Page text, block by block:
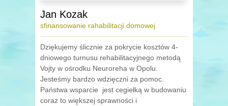
Jan Kozak
sfinansowanie rahabilitacji domowej
Dziękujemy ślicznie za pokrycie kosztów 4-
dniowego turnusu rehabilitacyjnego metodą
Vojty w ośrodku Neuroreha w Opolu.
Jesteśmy bardzo wdzięczni za pomoc.
Państwa wsparcie jest cegiełką w budowaniu
coraz to większej sprawności i